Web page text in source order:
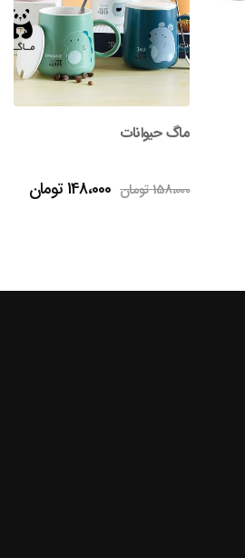
ماگ حیوانات
158،000تومان قیمت
148،000تومان